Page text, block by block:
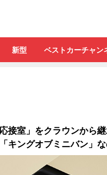
新型 ベストカーチャン
応接室」をクラウンか
キングオブミニバン」